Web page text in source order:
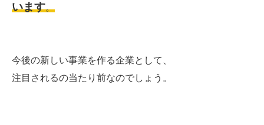
います。
今後の新しい事業を作る企業として、
注目されるの当たり前なのでしょう。